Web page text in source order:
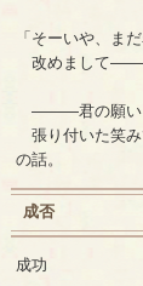
「そーいや、ま
改めまして―――
―――君の願い
張り付いた笑み
の話。
成否
成功